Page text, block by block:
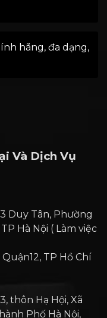
hãng, đa dạng,
Và Dịch Vụ
Duy Tân, Phường
Hà Nội ( Làm việc
TP Hồ Chí
thôn Hạ Hội, Xã
Phố Hà Nội,